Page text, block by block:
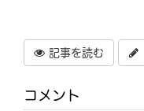
記事を読む
コメント